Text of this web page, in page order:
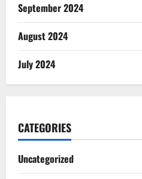
September 2024
August 2024
July 2024
CATEGORIES
Uncategorized